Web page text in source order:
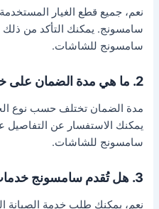
نعم، جميع قطع الغيار
سامسونج. يمكنك التأكد من ذلك
سامسونج للشاشات.
2. ما هي مدة الضمان على خدمات الصيانة؟
مدة الضمان تختلف حسب نوع
يمكنك الاستفسار عن التفاصيل
سامسونج للشاشات.
3. هل تُقدم سامسونج خدمات صيانة منزلية؟
نعم، يمكنك طلب خدمة الصيانة